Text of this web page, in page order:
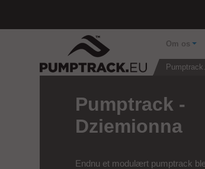
Om os
Pumptrack -
Dziemionna
Endnu et modulært pumptrack